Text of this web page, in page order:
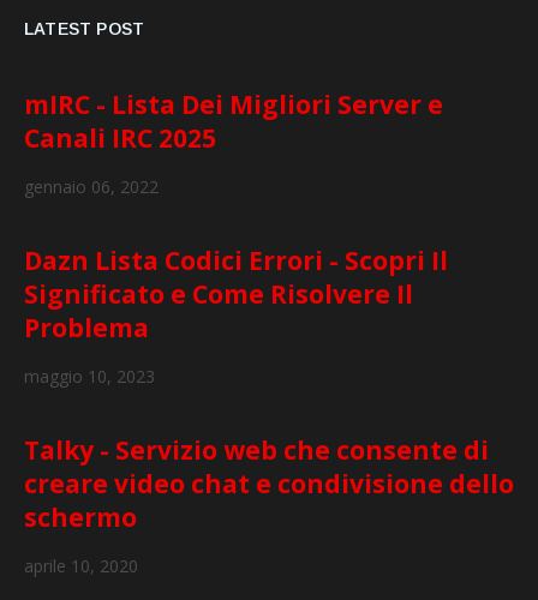
LATEST POST
mIRC - Lista Dei Migliori Server e
Canali IRC 2025
gennaio 06, 2022
Dazn Lista Codici Errori - Scopri Il
Significato e Come Risolvere Il
Problema
maggio 10, 2023
Talky - Servizio web che consente di
creare video chat e condivisione dello
schermo
aprile 10, 2020